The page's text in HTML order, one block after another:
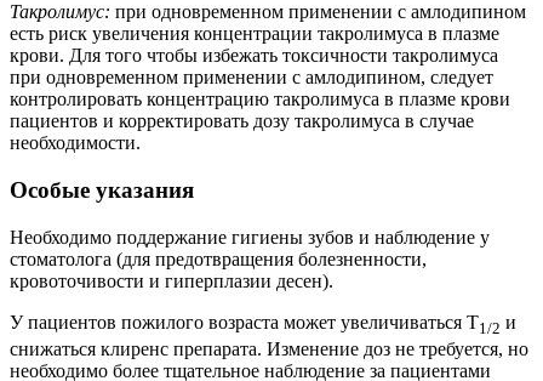
Такролимус: при одновременном применении с амлодипином
есть риск увеличения концентрации такролимуса в плазме
крови. Для того чтобы избежать токсичности такролимуса
при одновременном применении с амлодипином, следует
контролировать концентрацию такролимуса в плазме крови
пациентов и корректировать дозу такролимуса в случае
необходимости.
Особые указания
Необходимо поддержание гигиены зубов и наблюдение у
стоматолога (для предотвращения болезненности,
кровоточивости и гиперплазии десен).
У пациентов пожилого возраста может увеличиваться T1/2 и
снижаться клиренс препарата. Изменение доз не требуется, но
необходимо более тщательное наблюдение за пациентами